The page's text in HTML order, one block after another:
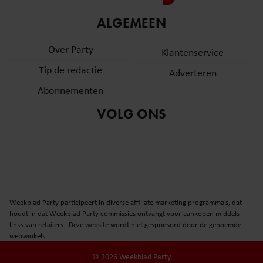
partners voor social media, adverteren en analyse. Deze
informatie die u aan ze heeft verstrekt of die ze hebben
verzameld op basis van uw gebruik van hun services. U
gebruiken.
ALGEMEEN
Over Party
Tip de redactie
Abonnementen
Klantenservice
Adverteren
VOLG ONS
Weekblad Party participeert in diverse affiliate marketing programma’s, dat
houdt in dat Weekblad Party commissies ontvangt voor aankopen middels
links van retailers. Deze website wordt niet gesponsord door de genoemde
webwinkels.
© 2026 Weekblad Party